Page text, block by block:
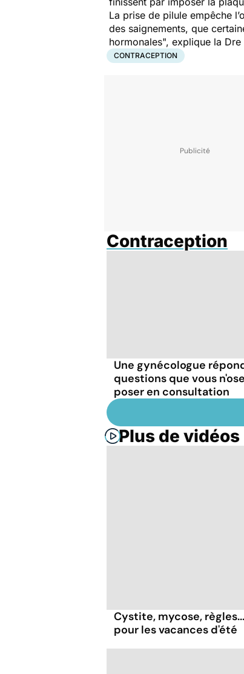
La prise de pilule empêche
des saignements, que
hormonales", explique la
CONTRACEPTION
Contraception
Une gynécologue
questions que vous
poser en consultation
Plus de vidéos
Cystite, mycose,
pour les vacances d'été